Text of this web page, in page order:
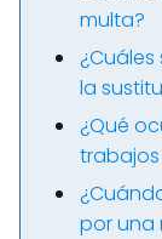
multa?
la
¿Qué
por una